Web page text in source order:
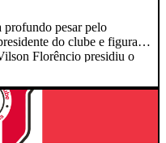
pesar pelo
do clube e figura
Florêncio presidiu o
que deu origem ao